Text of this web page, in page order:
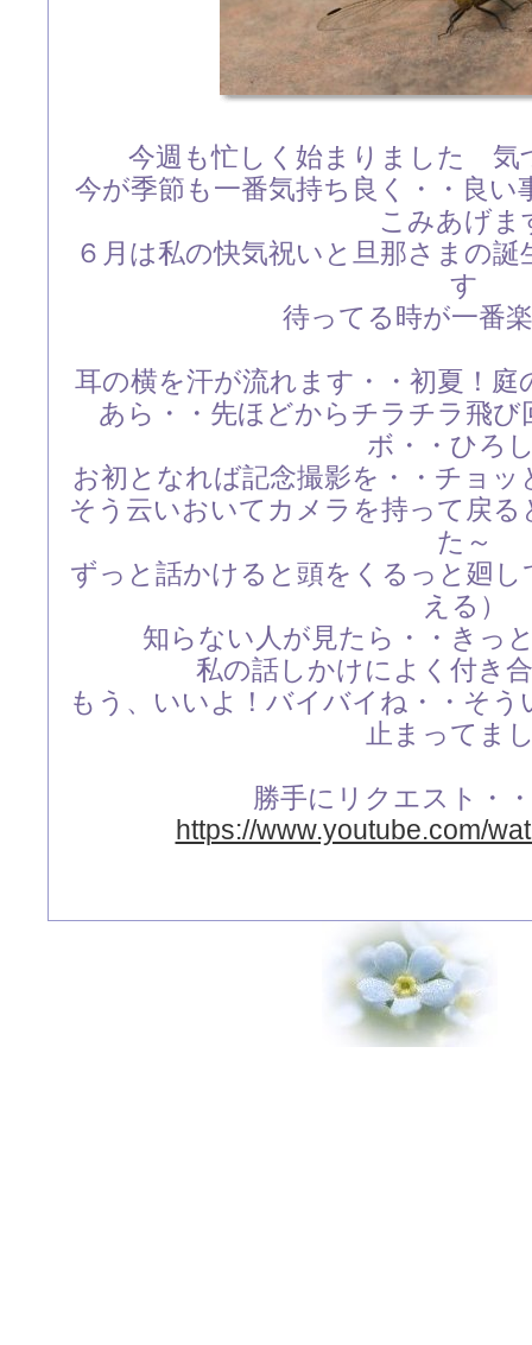
今週も忙しく始まりました 気
今が季節も一番気持ち良く・・良
こみあげま
６月は私の快気祝いと旦那さまの
す
待ってる時が一番
耳の横を汗が流れます・・初夏！
あら・・先ほどからチラチラ飛
ボ・・ひろ
お初となれば記念撮影を・・チョ
そう云いおいてカメラを持って戻
た～
ずっと話かけると頭をくるっと廻
える）
知らない人が見たら・・きっ
私の話しかけによく付き
もう、いいよ！バイバイね・・そ
止まってま
勝手にリクエスト・
https://www.youtube.com/